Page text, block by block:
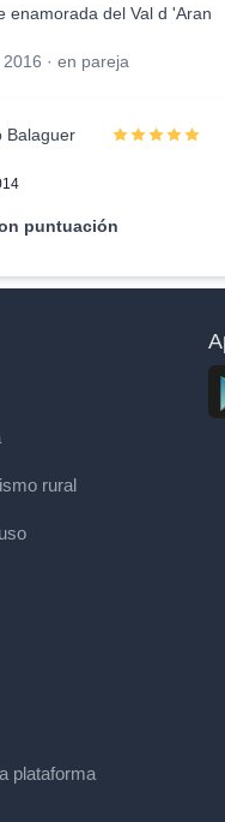
enamorada del Val d 'Aran
· en pareja
Balaguer
puntuación
rural
plataforma